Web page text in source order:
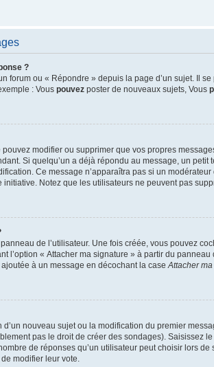
?
forum ou « Répondre » depuis la page d’un sujet. Il
: Vous pouvez poster de nouveaux sujets, Vous
modifier ou supprimer que vos propres
Si quelqu’un a déjà répondu au message, un petit
Ce message n’apparaîtra pas si un
Notez que les utilisateurs ne peuvent pas
de l’utilisateur. Une fois créée, vous pouvez
l’option « Attacher ma signature » à partir du panneau
à un message en décochant la case Attacher
nouveau sujet ou la modification du premier
pas le droit de créer des sondages).
de réponses qu’un utilisateur peut choisir lors
modifier leur vote.